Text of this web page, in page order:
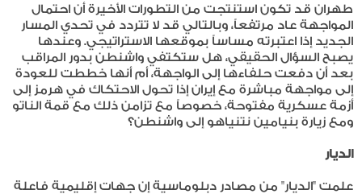
طهران قد تكون استنتجت من التطورات الأخيرة أن احتمال
المواجهة عاد مرتفعاً، وبالتالي قد لا تتردد في تحدي المسار
الجديد إذا اعتبرته مساساً بموقعها الاستراتيجي. وعندها
يصبح السؤال الحقيقي، هل ستكتفي واشنطن بدور المراقب
بعد أن دفعت حلفاءها إلى الواجهة، أم أنها خططت للعودة
إلى مواجهة مباشرة مع إيران إذا تحول الاحتكاك في هرمز إلى
أزمة عسكرية مفتوحة، خصوصاً مع تزامن ذلك مع قمة الناتو
ومع زيارة بنيامين نتنياهو إلى واشنطن؟
الديار
علمت "الديار" من مصادر دبلوماسية إن جهات إقليمية فاعلة